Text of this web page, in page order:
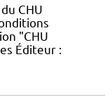
CHU
"CHU
Éditeur :